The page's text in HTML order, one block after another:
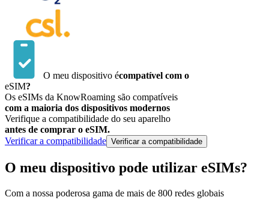
O meu dispositivo écompatível com o
eSIM?
Os eSIMs da KnowRoaming são compatíveis
com a maioria dos dispositivos modernos
Verifique a compatibilidade do seu aparelho
antes de comprar o eSIM.
Verificar a compatibilidade Verificar a compatibilidade
O meu dispositivo pode utilizar eSIMs?
Com a nossa poderosa gama de mais de 800 redes globais